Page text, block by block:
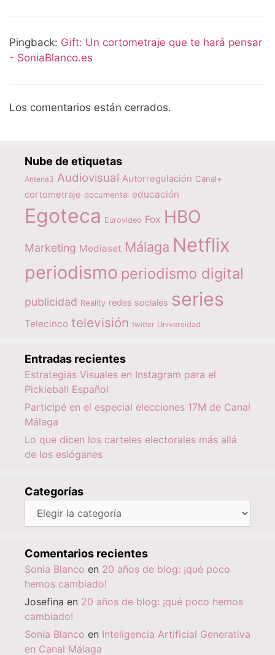
Pingback: Gift: Un cortometraje que te hará pensar
- SoniaBlanco.es
Los comentarios están cerrados.
Nube de etiquetas
Antena3 Audiovisual Autorregulación Canal+
cortometraje documental educación
Egoteca Eurovideo Fox HBO
Marketing Mediaset Málaga Netflix
periodismo periodismo digital
publicidad Reality redes sociales series
Telecinco televisión twitter Universidad
Entradas recientes
Estrategias Visuales en Instagram para el
Pickleball Español
Participé en el especial elecciones 17M de Canal
Málaga
Lo que dicen los carteles electorales más allá
de los eslóganes
Categorías
Comentarios recientes
Sonia Blanco en 20 años de blog: ¡qué poco
hemos cambiado!
Josefina en 20 años de blog: ¡qué poco hemos
cambiado!
Sonia Blanco en Inteligencia Artificial Generativa
en Canal Málaga